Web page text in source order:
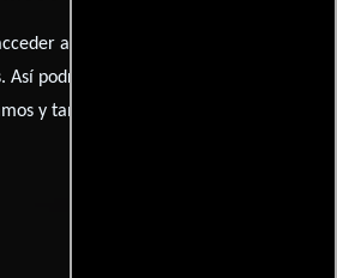
a los recursos externos que
podrás chequear toda la
y también ampliar tu conocimiento